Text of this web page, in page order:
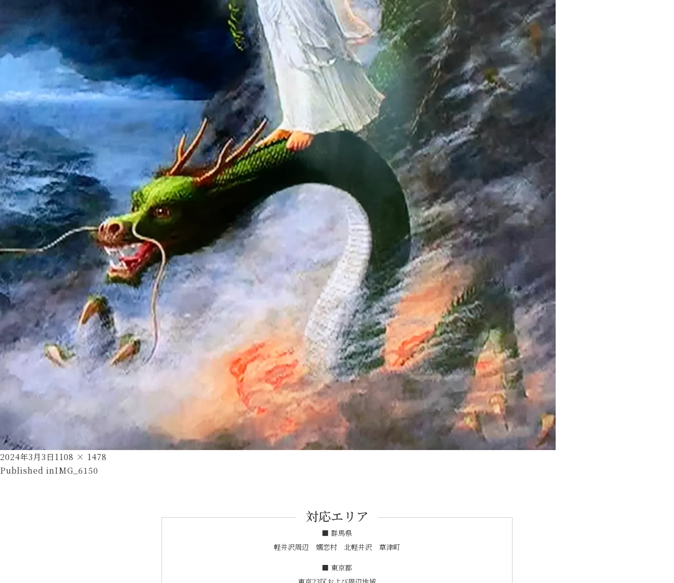
Posted
on
2024年3月3日Full
size
1108 × 1478
投
Published inIMG_6150
対応エリア
■ 群馬県
軽井沢周辺 嬬恋村 北軽井沢 草津町
■ 東京都